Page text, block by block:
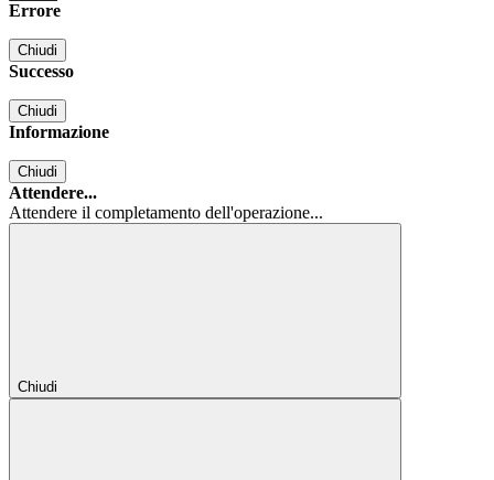
Errore
Chiudi
Successo
Chiudi
Informazione
Chiudi
Attendere...
Attendere il completamento dell'operazione...
Chiudi